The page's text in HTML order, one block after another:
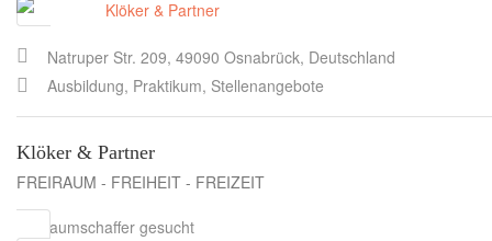
Natruper Str. 209, 49090 Osnabrück, Deutschland
Ausbildung, Praktikum, Stellenangebote
Klöker & Partner
FREIRAUM - FREIHEIT - FREIZEIT
Freiraumschaffer gesucht